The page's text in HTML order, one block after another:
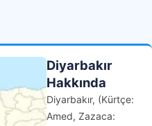
Diyarbakır
Hakkında
Diyarbakır, (Kürtçe:
Amed, Zazaca: